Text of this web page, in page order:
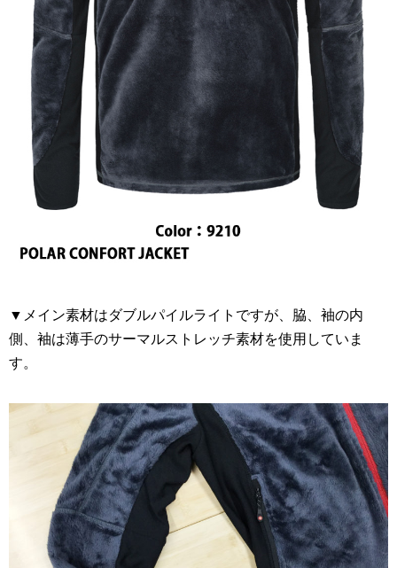
▼メイン素材はダブルパイルライトですが、脇、袖の内
側、袖は薄手のサーマルストレッチ素材を使用していま
す。